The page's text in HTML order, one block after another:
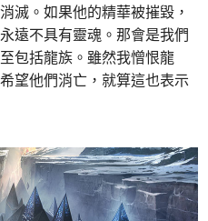
滅。如果他的精華被摧毀，
遠不具有靈魂。那會是我們
包括龍族。雖然我憎恨龍
望他們消亡，就算這也表示